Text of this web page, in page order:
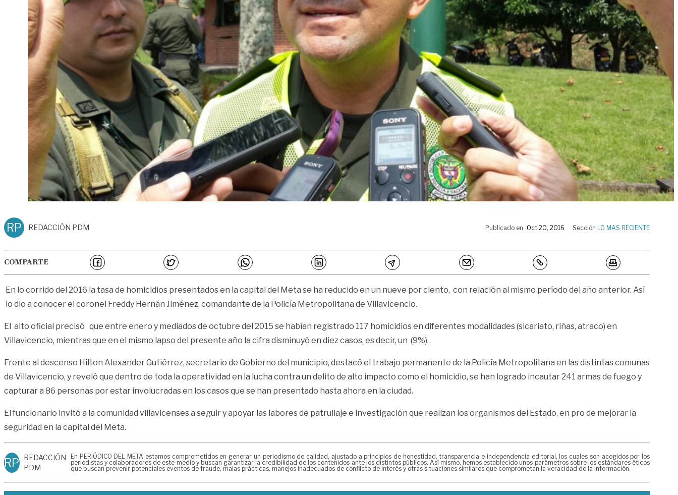
RP REDACCIÓN PDM Publicado en Oct 20, 2016 Sección LO MAS RECIENTE
COMPARTE
En lo corrido del 2016 la tasa de homicidios presentados en la capital del Meta se ha reducido en un nueve por ciento, con relación al mismo período del año anterior. Así
lo dio a conocer el coronel Freddy Hernán Jiménez, comandante de la Policía Metropolitana de Villavicencio.
El alto oficial precisó que entre enero y mediados de octubre del 2015 se habían registrado 117 homicidios en diferentes modalidades (sicariato, riñas, atraco) en
Villavicencio, mientras que en el mismo lapso del presente año la cifra disminuyó en diez casos, es decir, un (9%).
Frente al descenso Hilton Alexander Gutiérrez, secretario de Gobierno del municipio, destacó el trabajo permanente de la Policía Metropolitana en las distintas comunas
de Villavicencio, y reveló que dentro de toda la operatividad en la lucha contra un delito de alto impacto como el homicidio, se han logrado incautar 241 armas de fuego y
capturar a 86 personas por estar involucradas en los casos que se han presentado hasta ahora en la ciudad.
El funcionario invitó a la comunidad villavicenses a seguir y apoyar las labores de patrullaje e investigación que realizan los organismos del Estado, en pro de mejorar la
seguridad en la capital del Meta.
RP
REDACCIÓN
PDM
En PERIÓDICO DEL META estamos comprometidos en generar un periodismo de calidad, ajustado a principios de honestidad, transparencia e independencia editorial, los cuales son acogidos por los
periodistas y colaboradores de este medio y buscan garantizar la credibilidad de los contenidos ante los distintos públicos. Así mismo, hemos establecido unos parámetros sobre los estándares éticos
que buscan prevenir potenciales eventos de fraude, malas prácticas, manejos inadecuados de conflicto de interés y otras situaciones similares que comprometan la veracidad de la información.